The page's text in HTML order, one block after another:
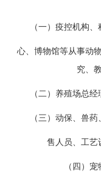
（一）疫控机构
心、博物馆等从事动
究、
（二）养殖场总
（三）动保、兽
售人员、工艺
（四）